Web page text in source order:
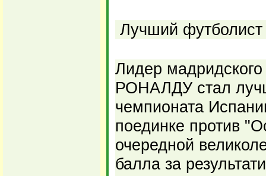
Лучший
Лидер
РОНАЛДУ стал
чемпионата
поединке против
очередной
балла за